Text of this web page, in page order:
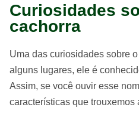
Curiosidades
cachorra
Uma das curiosidades sobre
alguns lugares, ele é
Assim, se você ouvir esse
características que